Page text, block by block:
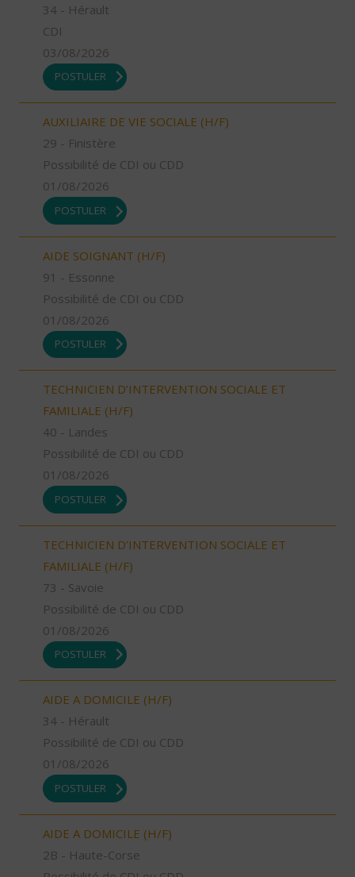
34 - Hérault
CDI
03/08/2026
POSTULER
AUXILIAIRE DE VIE SOCIALE (H/F)
29 - Finistère
Possibilité de CDI ou CDD
01/08/2026
POSTULER
AIDE SOIGNANT (H/F)
91 - Essonne
Possibilité de CDI ou CDD
01/08/2026
POSTULER
TECHNICIEN D’INTERVENTION SOCIALE ET
FAMILIALE (H/F)
40 - Landes
Possibilité de CDI ou CDD
01/08/2026
POSTULER
TECHNICIEN D’INTERVENTION SOCIALE ET
FAMILIALE (H/F)
73 - Savoie
Possibilité de CDI ou CDD
01/08/2026
POSTULER
AIDE A DOMICILE (H/F)
34 - Hérault
Possibilité de CDI ou CDD
01/08/2026
POSTULER
AIDE A DOMICILE (H/F)
2B - Haute-Corse